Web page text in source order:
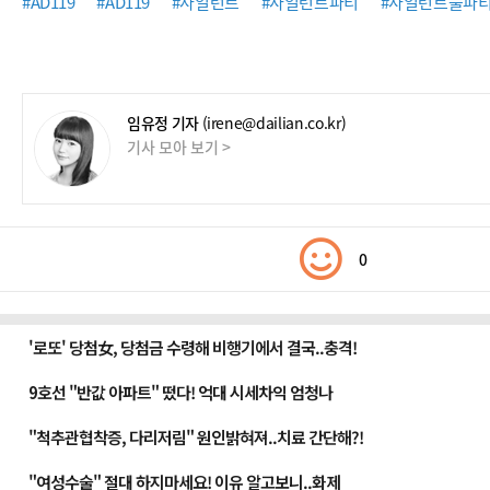
임유정 기자 (irene@dailian.co.kr)
기사 모아 보기 >
0